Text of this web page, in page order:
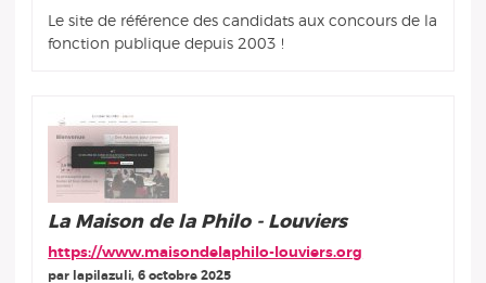
Le site de référence des candidats aux concours de la
fonction publique depuis 2003 !
La Maison de la Philo - Louviers
https://www.maisondelaphilo-louviers.org
par lapilazuli, 6 octobre 2025